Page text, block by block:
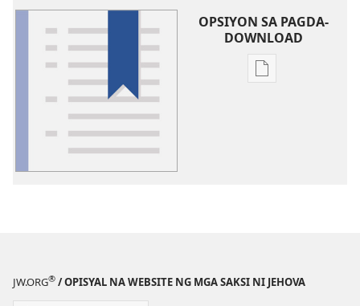
OPSIYON SA PAGDA-
DOWNLOAD
Opsiyon
JW.ORG® / OPISYAL NA WEBSITE NG MGA SAKSI NI JEHOVA